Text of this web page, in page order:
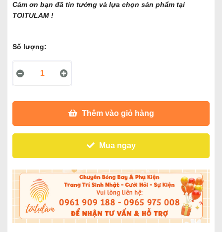
Cảm ơn bạn đã tin tưởng và lựa chọn sản phẩm tại
TOITULAM !
Số lượng:
Thêm vào giỏ hàng
Mua ngay